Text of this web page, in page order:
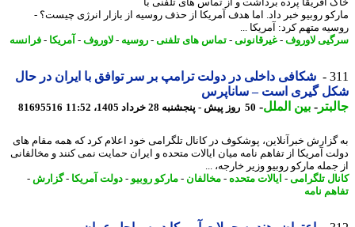
روبیو خبر داد. اما هدف آمریکا از حذف روسیه از بازار انرژی چیست؟ -
متهم کرد: آمریکا ...
لاوروف-غیرقانونی-تماس های تلفنی-روسیه-لاوروف-آمریکا- فرانسه
شکافی داخلی در دولت ترامپ بر سر توافق با ایران در حال
گیری است – ساناپرس
-بین الملل-50 روز پیش - پنجشنبه 28 خرداد 1405، 11:52 81695516
خبرآنلاین، پوشکوف در کانال تلگرامی خود اعلام کرد که همه مقام های
آمریکا از تفاهم نامه میان ایالات متحده و ایران حمایت نمی کنند و مخالفانی
مارکو روبیو وزیر خارجه، ...
تلگرامی -ایالات متحده-مخالفان-مارکو روبیو -دولت آمریکا- گزارش -
نامه